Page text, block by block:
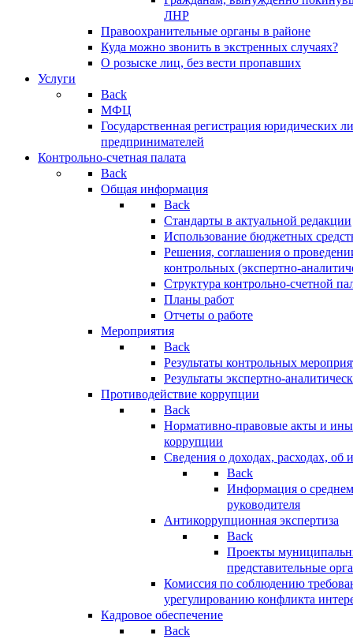
ЛНР
Правоохранительные органы в районе
Куда можно звонить в экстренных случаях?
О розыске лиц, без вести пропавших
Услуги
Back
МФЦ
Государственная регистрация юридических
предпринимателей
Контрольно-счетная палата
Back
Общая информация
Back
Стандарты в актуальной редакции
Использование бюджетных
Решения, соглашения о
контрольных (экспертно-
Структура контрольно-счетной
Планы работ
Отчеты о работе
Мероприятия
Back
Результаты контрольных
Результаты экспертно-
Противодействие коррупции
Back
Нормативно-правовые акты и
коррупции
Сведения о доходах, расходах, об
Back
Информация о
руководителя
Антикоррупционная экспертиза
Back
Проекты
представительные
Комиссия по соблюдению
урегулированию конфликта
Кадровое обеспечение
Back